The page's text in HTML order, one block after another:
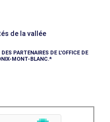
de la vallée
PARTENAIRES DE L'OFFICE DE
MONT-BLANC.